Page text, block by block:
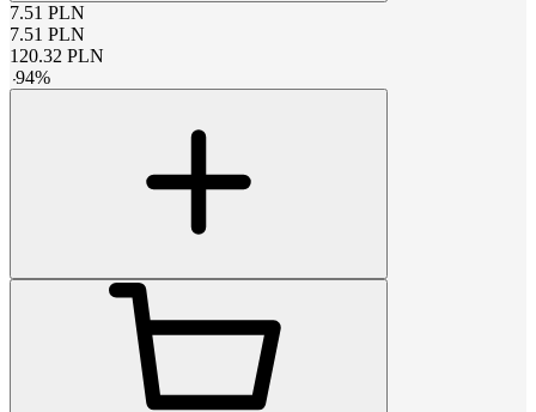
7.51 PLN
7.51 PLN
120.32 PLN
-94%